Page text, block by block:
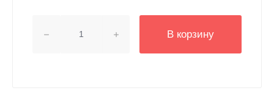
В корзину